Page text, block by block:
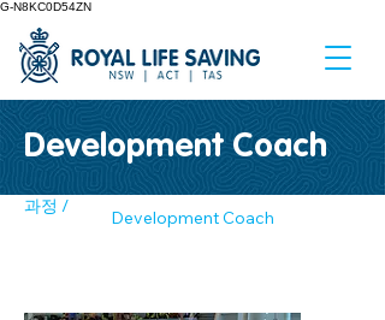
G-N8KC0D54ZN
Development Coach
과정 /
Development Coach